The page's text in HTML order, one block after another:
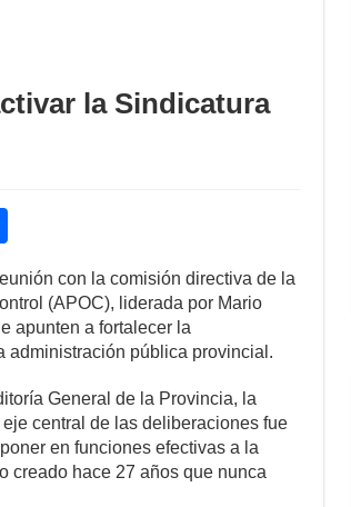
la Sindicatura
ar
e
con la comisión directiva de la
(APOC), liderada por Mario
apunten a fortalecer la
administración pública provincial.
General de la Provincia, la
central de las deliberaciones fue
en funciones efectivas a la
creado hace 27 años que nunca